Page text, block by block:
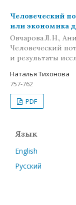
Человеческий
или экономика
Овчарова Л. Н.,
Человеческий
и результаты
Наталья Тихонова
757-762
PDF
Язык
English
Русский